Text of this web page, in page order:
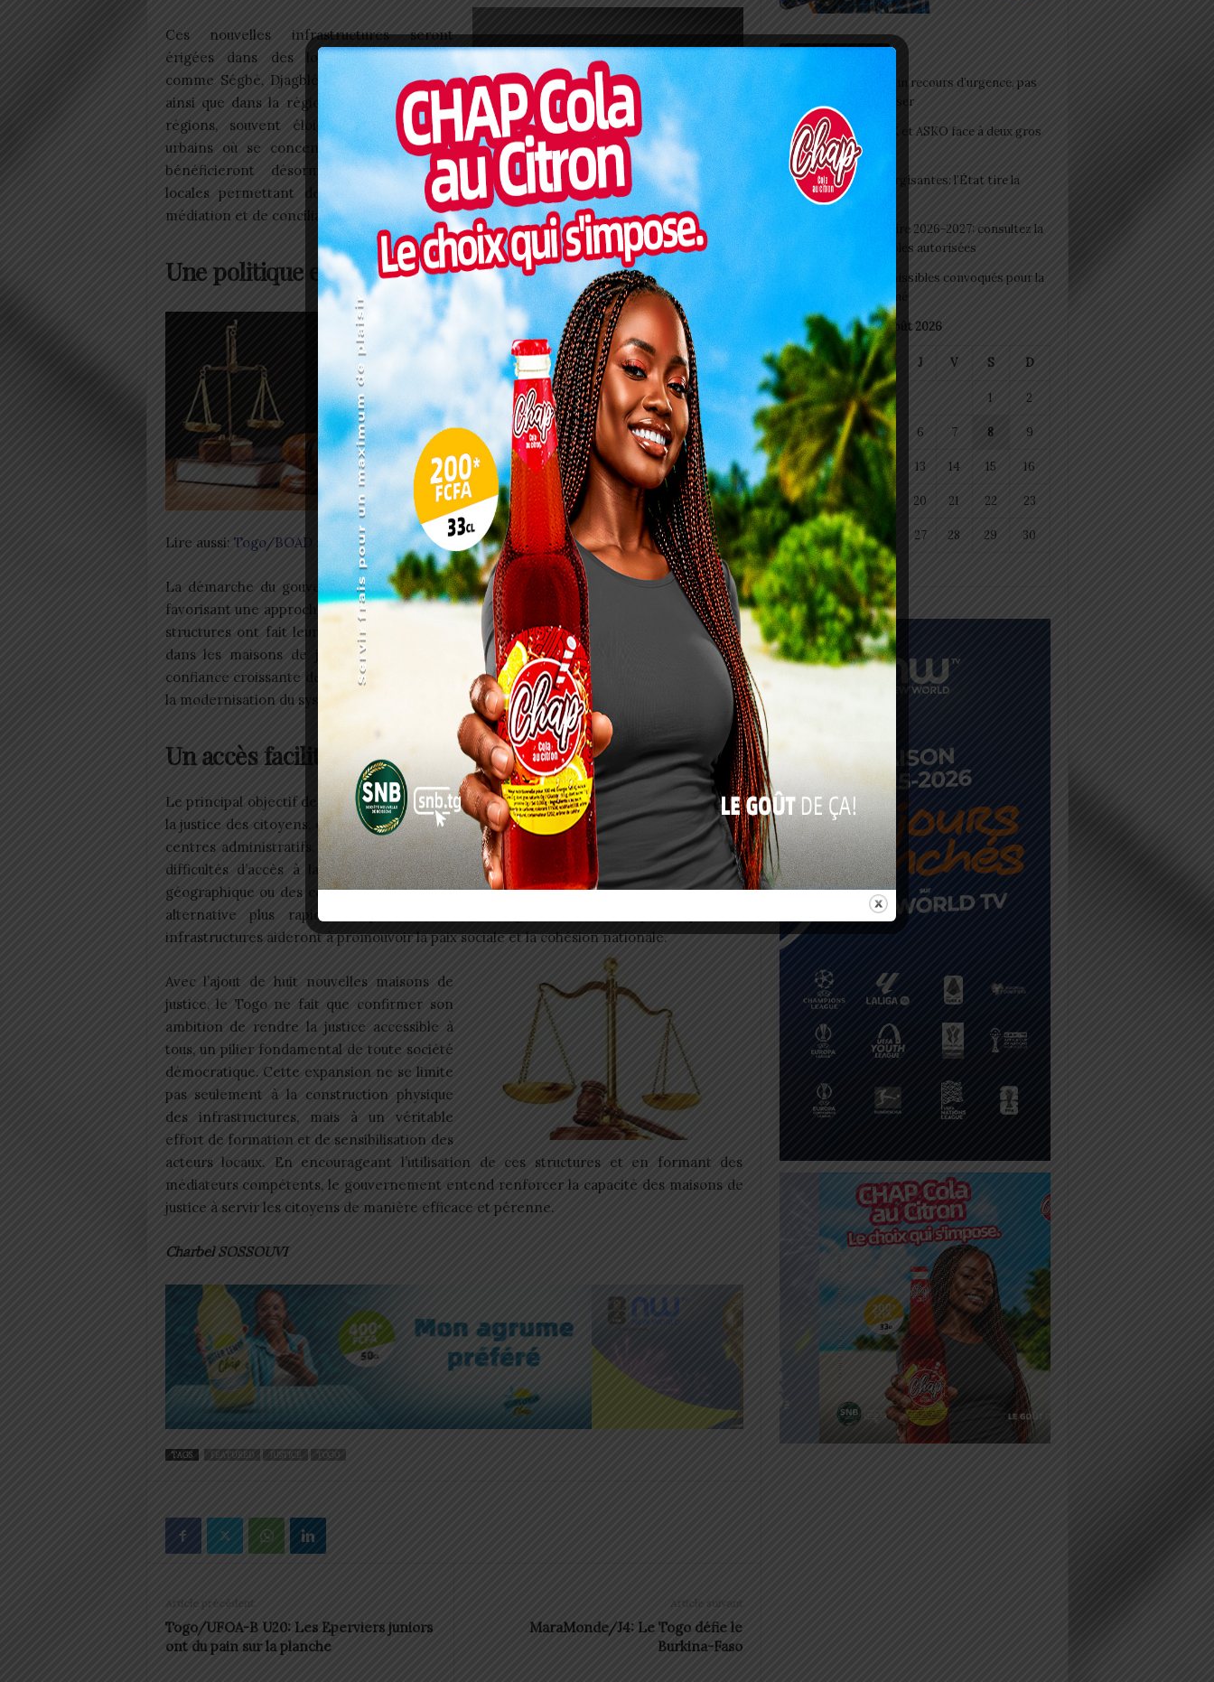
Ces nouvelles infrastructures seront
érigées dans des localités stratégiques
comme Ségbé, Djagblé, Aképé, Kougnohou,
ainsi que dans la région des Savanes. Ces
régions, souvent éloignées des centres
urbains où se concentrent les tribunaux,
bénéficieront désormais de structures
locales permettant de traiter les conflits mineurs à travers des mécanismes de
médiation et de conciliation.
Une politique en expansion au Togo depuis 2018
Depuis 2018, le Togo mise sur la justice de
proximité, un système qui a vu le jour pour
pallier les dysfonctionnements des
juridictions traditionnelles. Les maisons de
justice ont pour vocation de rendre la
justice plus accessible, plus rapide et moins
coûteuse. Elles traitent les petits litiges
grâce à la médiation plutôt que par des
procédures judiciaires longues et coûteuses.
Lire aussi: Togo/BOAD : 6 milliards FCFA pour électrifier des localités rurales
La démarche du gouvernement vise également à désengorger les tribunaux, tout en
favorisant une approche plus humaine et inclusive de la justice. Depuis leur création, ces
structures ont fait leurs preuves. En 2023, plus de 4500 saisines ont été enregistrées
dans les maisons de justice sur l’ensemble du territoire. Ces chiffres traduisent la
confiance croissante des citoyens dans ce dispositif, et la pertinence de l’initiative dans
la modernisation du système judiciaire togolais.
Un accès facilité pour tous les citoyens
Le principal objectif de la créationde ces maisons de justice reste le même. rapprocher
la justice des citoyens, en particulier ceux des zones rurales ou des zones éloignées des
centres administratifs. Dans ces localités, les habitants sont souvent confrontés à des
difficultés d’accès à la justice traditionnelle, que ce soit à cause de l’éloignement
géographique ou des coûts liés aux procédures judiciaires classiques. En proposant une
alternative plus rapide et plus accessible, le gouvernement espère que ces
infrastructures aideront à promouvoir la paix sociale et la cohésion nationale.
Avec l’ajout de huit nouvelles maisons de
justice, le Togo ne fait que confirmer son
ambition de rendre la justice accessible à
tous, un pilier fondamental de toute société
démocratique. Cette expansion ne se limite
pas seulement à la construction physique
des infrastructures, mais à un véritable
effort de formation et de sensibilisation des
acteurs locaux. En encourageant l’utilisation de ces structures et en formant des
médiateurs compétents, le gouvernement entend renforcer la capacité des maisons de
justice à servir les citoyens de manière efficace et pérenne.
Charbel SOSSOUVI
TAGS FEATURED JUSTICE TOGO
Article précédent
Togo/UFOA-B U20: Les Eperviers juniors
ont du pain sur la planche
Article suivant
MaraMonde/J4: Le Togo défie le
Burkina-Faso
Articles récents
Pilule du lendemain : un recours d’urgence, pas
une habitude à banaliser
Interclubs CAF: ASCK et ASKO face à deux gros
morceaux
Togo/ Boissons énergisantes: l’État tire la
sonnette d’alarme
Togo/ Rentrée scolaire 2026-2027: consultez la
liste officielle des écoles autorisées
ESSAL 2026 : les admissibles convoqués pour la
visite médicale à Lomé
août 2026
L M M J V S D
1 2
3 4 5 6 7 8 9
10 11 12 13 14 15 16
17 18 20 21 22 23
24 25 26 27 28 29 30
31
« Juil